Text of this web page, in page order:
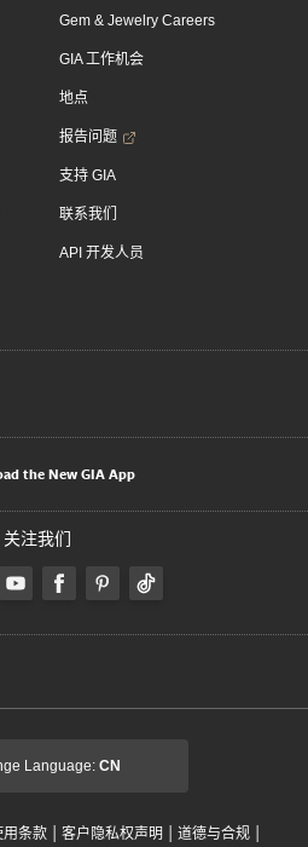
Gem & Jewelry Careers
GIA 工作机会
地点
报告问题
支持 GIA
联系我们
API 开发人员
the New GIA App
关注我们
Language: CN
用条款 | 客户隐私权声明 | 道德与合规 |